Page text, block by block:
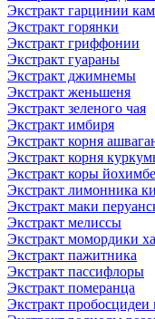
Экстракт гарцинии
Экстракт горянки
Экстракт гриффонии
Экстракт гуараны
Экстракт джимнемы
Экстракт женьшеня
Экстракт зеленого чая
Экстракт имбиря
Экстракт корня
Экстракт корня
Экстракт коры йохимбе
Экстракт лимонника
Экстракт маки
Экстракт мелиссы
Экстракт момордики
Экстракт пажитника
Экстракт пассифлоры
Экстракт померанца
Экстракт пробосцидеи